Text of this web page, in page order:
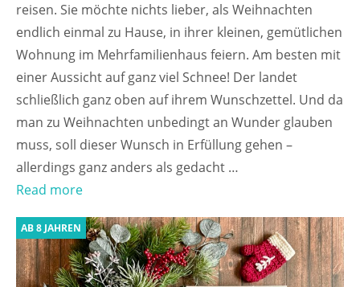
reisen. Sie möchte nichts lieber, als Weihnachten
endlich einmal zu Hause, in ihrer kleinen, gemütlichen
Wohnung im Mehrfamilienhaus feiern. Am besten mit
einer Aussicht auf ganz viel Schnee! Der landet
schließlich ganz oben auf ihrem Wunschzettel. Und da
man zu Weihnachten unbedingt an Wunder glauben
muss, soll dieser Wunsch in Erfüllung gehen –
allerdings ganz anders als gedacht …
Read more
AB 8 JAHREN